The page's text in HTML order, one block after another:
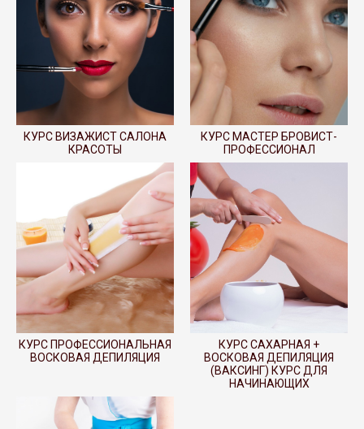
КУРС ВИЗАЖИСТ САЛОНА
КРАСОТЫ
КУРС МАСТЕР БРОВИСТ-
ПРОФЕССИОНАЛ
КУРС ПРОФЕССИОНАЛЬНАЯ
ВОСКОВАЯ ДЕПИЛЯЦИЯ
КУРС САХАРНАЯ +
ВОСКОВАЯ ДЕПИЛЯЦИЯ
(ВАКСИНГ) КУРС ДЛЯ
НАЧИНАЮЩИХ